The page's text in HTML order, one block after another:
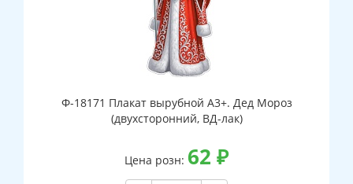
Ф-18171 Плакат вырубной А3+. Дед Мороз
(двухсторонний, ВД-лак)
Цена розн: 62 ₽